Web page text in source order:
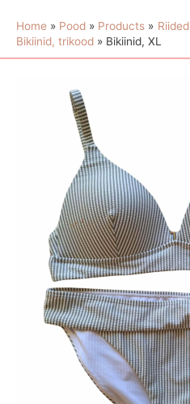
Home Pood Products Riided
Bikiinid, trikood
Bikiinid, XL